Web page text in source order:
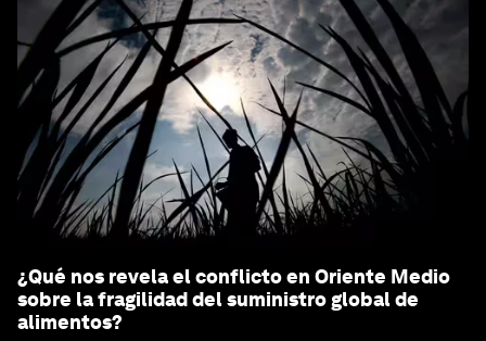
¿Qué nos revela el conflicto en Oriente Medio
sobre la fragilidad del suministro global de
alimentos?